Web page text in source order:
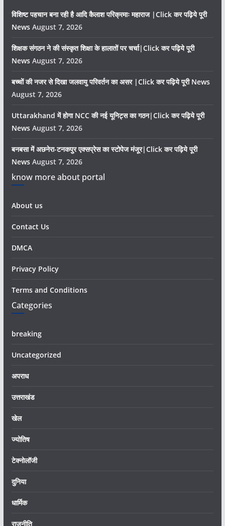
विशिष्ट पहचान बना रही है आदि कैलाश परिक्रमाः महाराज |Click कर पढ़िये पूरी
News August 7, 2026
शिक्षक संगठन ने की संस्कृत शिक्षा के हालातों पर चर्चा|Click कर पढ़िये पूरी
News August 7, 2026
बच्चों की नजर से दिखा जलवायु परिवर्तन का असर |Click कर पढ़िये पूरी News
August 7, 2026
Uttarakhand में होगा NCC की नई यूनिट्स का गठन|Click कर पढ़िये पूरी
News August 7, 2026
बनबसा में अछनेरा-टनकपुर एक्सप्रेस का स्टोपेज मंजूर|Click कर पढ़िये पूरी
News August 7, 2026
know more about portal
About us
Contact Us
DMCA
Privacy Policy
Terms and Conditions
Categories
breaking
Uncategorized
अपराध
उत्तराखंड
खेल
ज्योतिष
टेक्नोलॉजी
दुनिया
धार्मिक
राजनीति